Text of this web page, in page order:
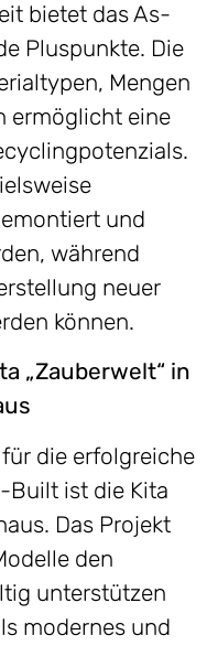
bietet das As-
Pluspunkte. Die
Mengen
ermöglicht eine
und
während
neuer
können.
„Zauberwelt“ in
die erfolgreiche
Built ist die Kita
Das Projekt
den
unterstützen
modernes und